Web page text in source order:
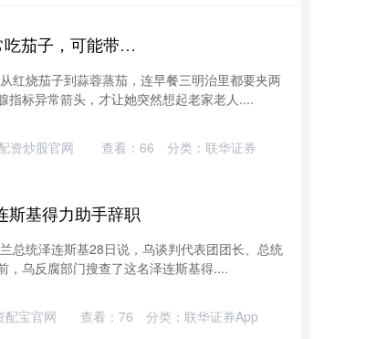
万达策略 医生提醒：甲状腺患者常吃茄子，可能带来3个健康变化
红烧茄子到蒜蓉蒸茄，连早餐三明治里都要夹两
指标异常箭头，才让她突然想起老家老人....
资炒股官网 查看： 66 分类： 联华证券
斯基得力助手辞职
总统泽连斯基28日说，乌谈判代表团团长、总统
，乌反腐部门搜查了这名泽连斯基得....
配宝官网 查看：76 分类：联华证券App